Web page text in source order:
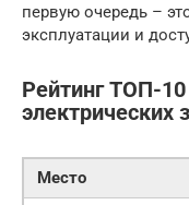
первую очередь –
эксплуатации и
Рейтинг ТОП-
электрических
Место